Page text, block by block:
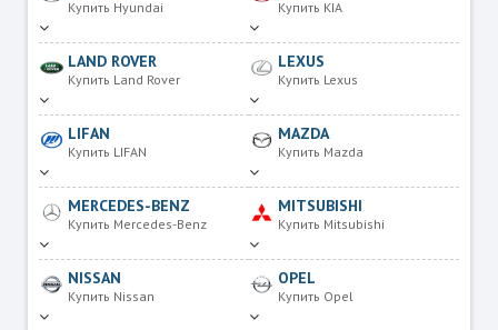
Купить Hyundai Купить KIA
LAND ROVER
Купить Land Rover
LEXUS
Купить Lexus
LIFAN
Купить LIFAN
MAZDA
Купить Mazda
MERCEDES-BENZ
Купить Mercedes-Benz
MITSUBISHI
Купить Mitsubishi
NISSAN
Купить Nissan
OPEL
Купить Opel